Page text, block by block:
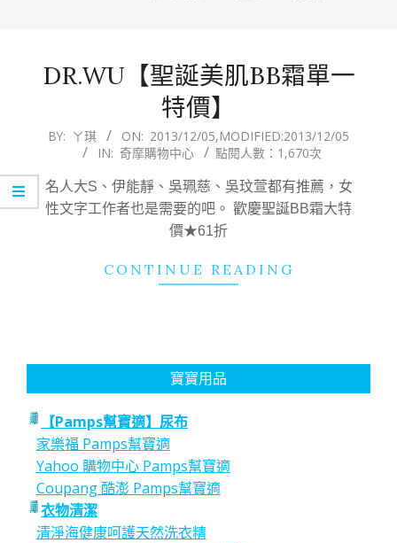
DR.WU【聖誕美肌BB霜單一
特價】
2013-
05
BY: ㄚ琪 ON: 2013/12/05,MODIFIED:2013/12/05
IN: 奇摩購物中心 點閱人數：1,670次
名人大S、伊能靜、吳珮慈、吳玟萱都有推薦，女
性文字工作者也是需要的吧。 歡慶聖誕BB霜大特
價★61折
CONTINUE READING
寶寶用品
【Pamps幫寶適】尿布
家樂福 Pamps幫寶適
Yahoo 購物中心 Pamps幫寶適
Coupang 酷澎 Pamps幫寶適
衣物清潔
清淨海健康呵護天然洗衣精